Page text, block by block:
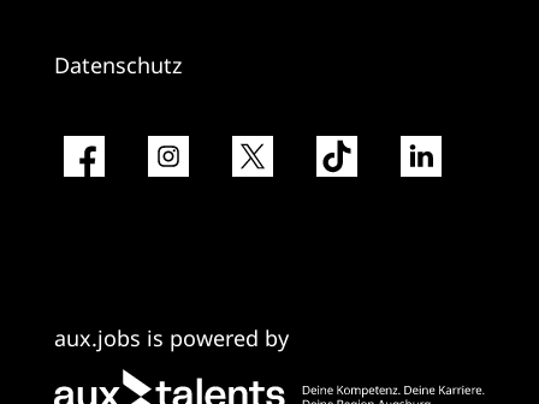
Datenschutz
aux.jobs is powered by